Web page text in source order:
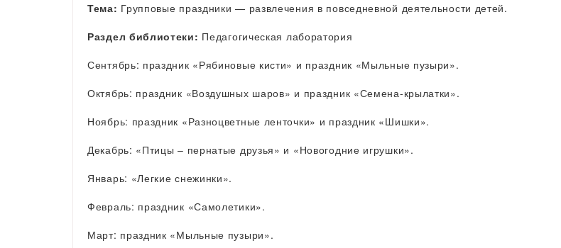
Тема: Групповые праздники — развлечения в повседневной деятельности детей.
Раздел библиотеки: Педагогическая лаборатория
Сентябрь: праздник «Рябиновые кисти» и праздник «Мыльные пузыри».
Октябрь: праздник «Воздушных шаров» и праздник «Семена-крылатки».
Ноябрь: праздник «Разноцветные ленточки» и праздник «Шишки».
Декабрь: «Птицы – пернатые друзья» и «Новогодние игрушки».
Январь: «Легкие снежинки».
Февраль: праздник «Самолетики».
Март: праздник «Мыльные пузыри».